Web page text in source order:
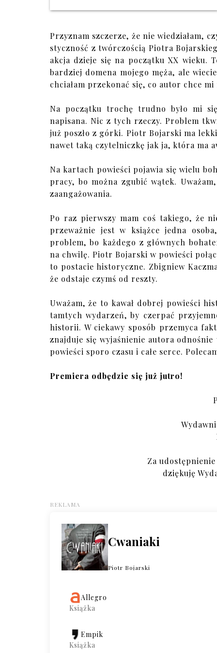
Przyznam szczerze, że nie wiedziałam,
styczność z twórczością Piotra
akcja dzieje się na początku XX
bardziej domena mojego męża, ale
chciałam przekonać się, co autor chce
Na początku trochę trudno było mi
napisana. Nic z tych rzeczy. Problem
już poszło z górki. Piotr Bojarski ma
nawet taką czytelniczkę jak ja, która ma
Na kartach powieści pojawia się wielu
pracy, bo można zgubić wątek.
zaangażowania.
Po raz pierwszy mam coś takiego, że
przeważnie jest w książce jedna
problem, bo każdego z głównych
na chwilę. Piotr Bojarski w powieści
to postacie historyczne. Zbigniew
że odstaje czymś od reszty.
Uważam, że to kawał dobrej powieści
tamtych wydarzeń, by czerpać
historii. W ciekawy sposób przemyca
znajduje się wyjaśnienie autora odnośnie
powieści sporo czasu i całe serce.
Premiera odbędzie się już jutro!
Za
dziękuję